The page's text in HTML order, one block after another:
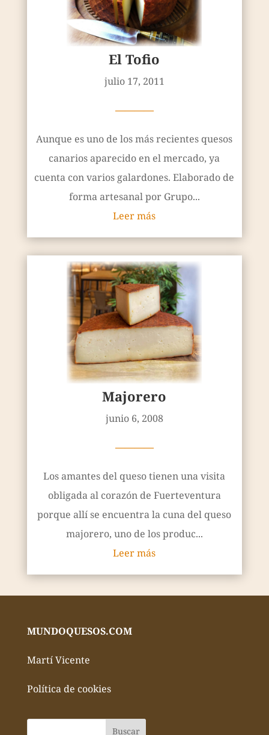
El Tofio
julio 17, 2011
————
Aunque es uno de los más recientes quesos
canarios aparecido en el mercado, ya
cuenta con varios galardones. Elaborado de
forma artesanal por Grupo...
Leer más
Majorero
junio 6, 2008
————
Los amantes del queso tienen una visita
obligada al corazón de Fuerteventura
porque allí se encuentra la cuna del queso
majorero, uno de los produc...
Leer más
MUNDOQUESOS.COM
Martí Vicente
Política de cookies